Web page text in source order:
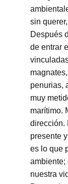
sin
Después
de entrar
penurias,
muy
marítimo.
dirección.
presente
es lo que
ambiente;
nuestra